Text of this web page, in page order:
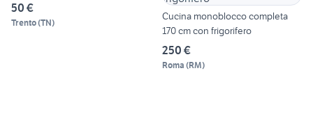
50 €
Trento(TN)
Cucina monoblocco completa
170 cm con frigorifero
250 €
Roma (RM)